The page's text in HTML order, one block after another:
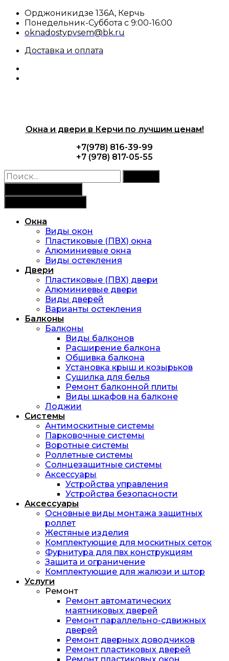
Перейти
содержимому
Орджоникидзе 136А, Керчь
Понедельник-Суббота с 9:00-16:00
oknadostypvsem@bk.ru
Доставка и оплата
Окна и двери в Керчи по лучшим ценам!
+7(978) 816-39-99
+7 (978) 817-05-55
Окна
Виды окон
Пластиковые (ПВХ) окна
Алюминиевые окна
Виды остекления
Двери
Пластиковые (ПВХ) двери
Алюминиевые двери
Виды дверей
Варианты остекления
Балконы
Балконы
Виды балконов
Расширение балкона
Обшивка балкона
Установка крыш и козырьков
Сушилка для белья
Ремонт балконной плиты
Виды шкафов на балконе
Лоджии
Системы
Антимоскитные системы
Парковочные системы
Воротные системы
Роллетные системы
Солнцезащитные системы
Аксессуары
Устройства управления
Устройства безопасности
Аксессуары
Основные виды монтажа защитных
роллет
Жестяные изделия
Комплектующие для москитных сеток
Фурнитура для пвх конструкциям
Защита и ограничение
Комплектующие для жалюзи и штор
Услуги
Ремонт
Ремонт автоматических
маятниковых дверей
Ремонт параллельно-сдвижных
дверей
Ремонт дверных доводчиков
Ремонт пластиковых дверей